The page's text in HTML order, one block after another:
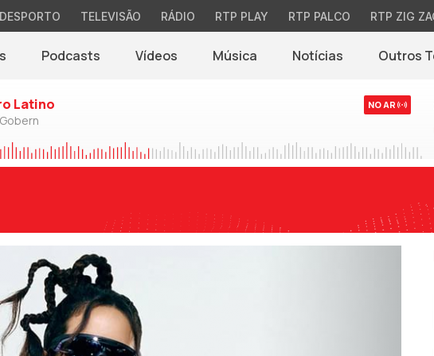
DESPORTO TELEVISÃO RÁDIO RTP PLAY RTP PALCO RTP ZIG
Podcasts Vídeos Música Notícias(abre em nova
Outros
Latino NO AR